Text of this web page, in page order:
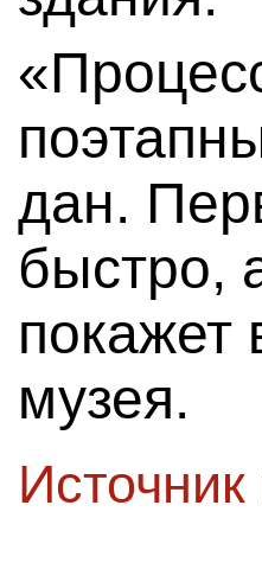
дан.
быстро,
музея.